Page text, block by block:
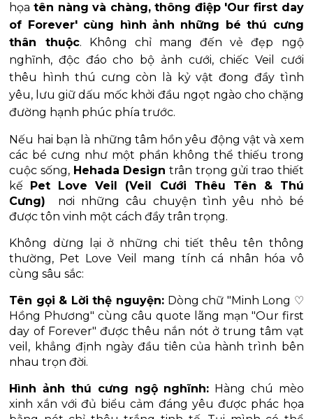
họa tên nàng và chàng, thông điệp 'Our first day
of Forever' cùng hình ảnh những bé thú cưng
thân thuộc. Không chỉ mang đến vẻ đẹp ngộ
nghĩnh, độc đáo cho bộ ảnh cưới, chiếc Veil cưới
thêu hình thú cưng còn là kỷ vật đong đầy tình
yêu, lưu giữ dấu mốc khởi đầu ngọt ngào cho chặng
đường hạnh phúc phía trước.
Nếu hai bạn là những tâm hồn yêu động vật và xem
các bé cưng như một phần không thể thiếu trong
cuộc sống, Hehada Design trân trọng gửi trao thiết
kế Pet Love Veil (Veil Cưới Thêu Tên & Thú
Cưng) nơi những câu chuyện tình yêu nhỏ bé
được tôn vinh một cách đầy trân trọng.
Không dừng lại ở những chi tiết thêu tên thông
thường, Pet Love Veil mang tính cá nhân hóa vô
cùng sâu sắc:
Tên gọi & Lời thệ nguyện: Dòng chữ "Minh Long ♡
Hồng Phương" cùng câu quote lãng mạn "Our first
day of Forever" được thêu nắn nót ở trung tâm vạt
veil, khẳng định ngày đầu tiên của hành trình bên
nhau trọn đời.
Hình ảnh thú cưng ngộ nghĩnh: Hàng chú mèo
xinh xắn với đủ biểu cảm đáng yêu được phác họa